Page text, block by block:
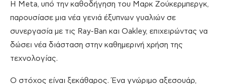
Η Meta, υπό την καθοδήγηση του Μαρκ Ζούκερμπεργκ,
παρουσίασε μια νέα γενιά έξυπνων γυαλιών σε
συνεργασία με τις Ray-Ban και Oakley, επιχειρώντας να
δώσει νέα διάσταση στην καθημερινή χρήση της
τεχνολογίας.
Ο στόχος είναι ξεκάθαρος. Ένα γνώριμο αξεσουάρ,